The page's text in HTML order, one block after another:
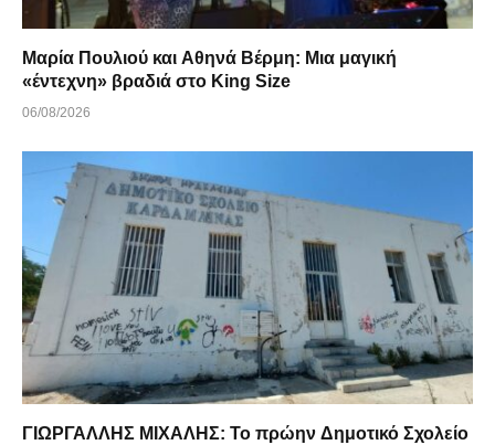
Μαρία Πουλιού και Αθηνά Βέρμη: Μια μαγική
«έντεχνη» βραδιά στο King Size
06/08/2026
ΓΙΩΡΓΑΛΛΗΣ ΜΙΧΑΛΗΣ: Το πρώην Δημοτικό Σχολείο